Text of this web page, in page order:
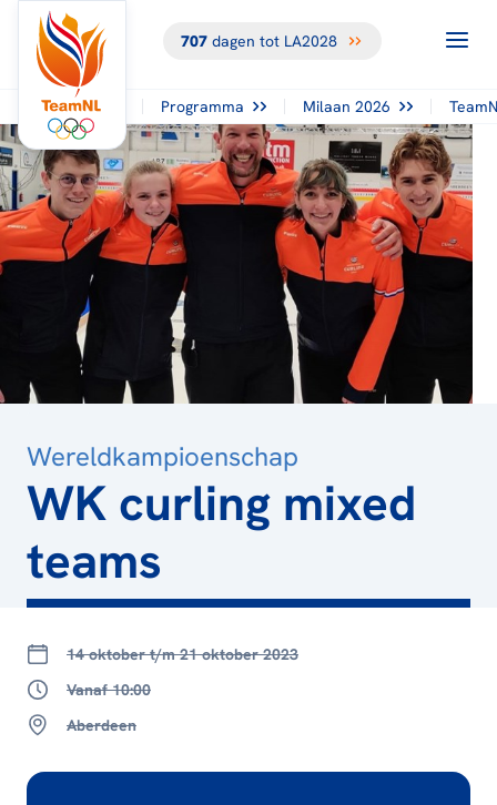
707dagen tot LA2028
Programma Milaan 2026
Wereldkampioenschap
WK curling mixed
teams
14 oktober t/m 21 oktober 2023
Vanaf 10:00
Aberdeen
TERUG NAAR
OVERZICHT